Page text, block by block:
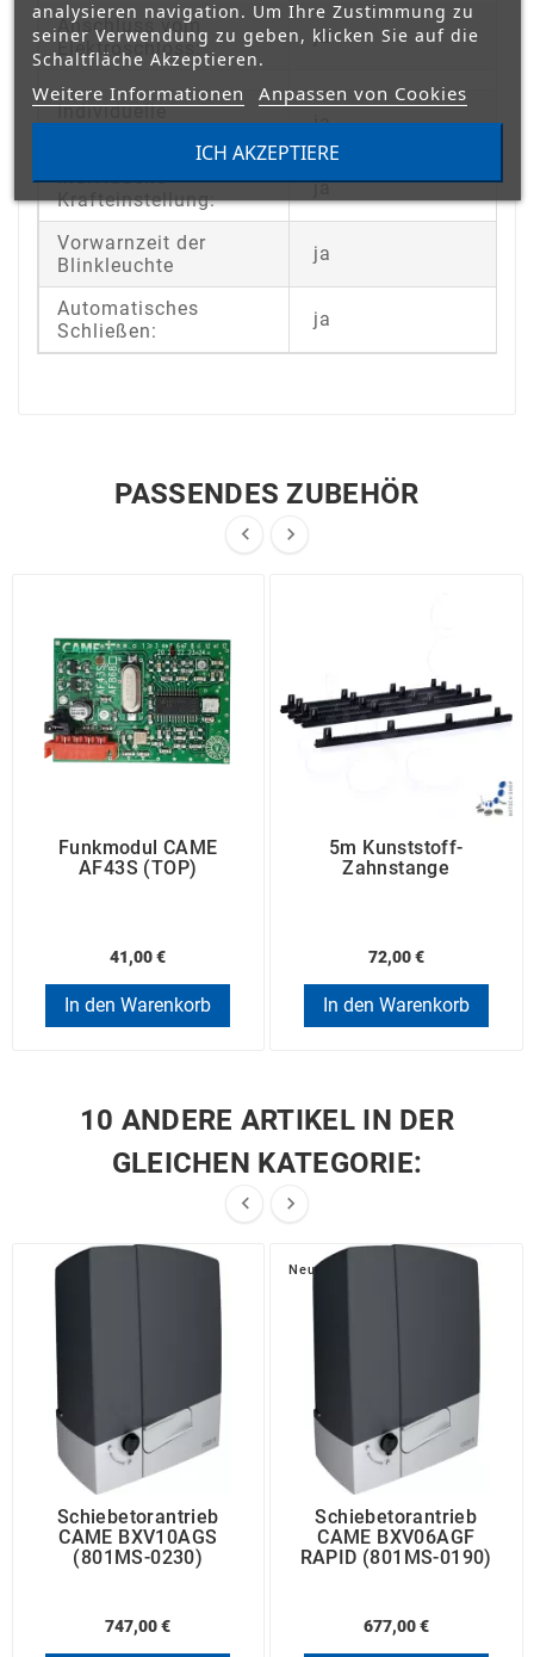
Anschluss vom
Elektroschloss:
ja
Individuelle
ja
Individuelle
Krafteinstellung:
ja
Vorwarnzeit der
Blinkleuchte
ja
Automatisches
Schließen:
ja
PASSENDES ZUBEHÖR
 
Funkmodul CAME
AF43S (TOP)
41,00 €
In den Warenkorb
5m Kunststoff-
Zahnstange
72,00 €
In den Warenkorb
10 ANDERE ARTIKEL IN DER
GLEICHEN KATEGORIE:
 
Schiebetorantrieb
CAME BXV10AGS
(801MS-0230)
747,00 €
Neu
Schiebetorantrieb
CAME BXV06AGF
RAPID (801MS-0190)
677,00 €
analysieren navigation. Um Ihre Zustimmung zu
seiner Verwendung zu geben, klicken Sie auf die
Schaltfläche Akzeptieren.
Weitere Informationen Anpassen von Cookies
ICH AKZEPTIERE